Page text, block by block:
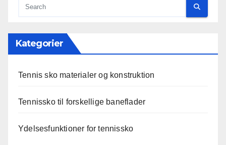
Kategorier
Tennis sko materialer og konstruktion
Tennissko til forskellige baneflader
Ydelsesfunktioner for tennissko